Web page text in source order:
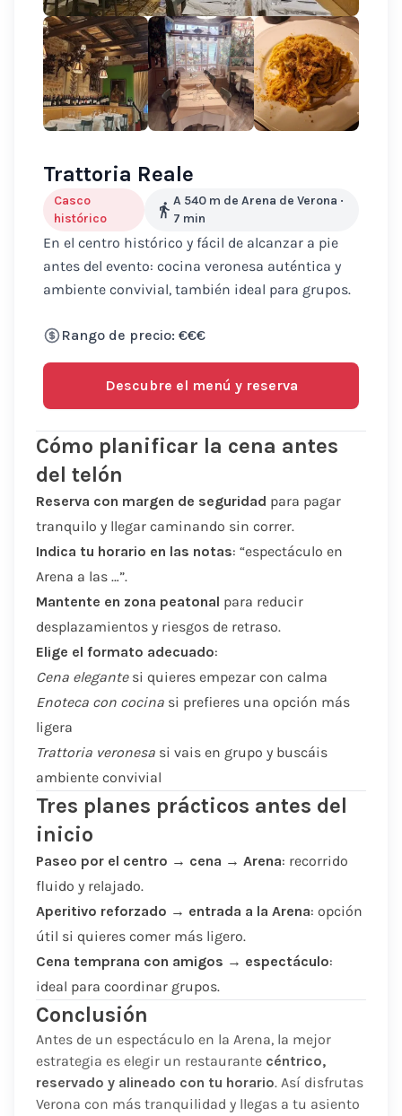
Trattoria Reale
Casco
histórico
A 540 m de Arena de Verona ·
7 min
En el centro histórico y fácil de alcanzar a pie
antes del evento: cocina veronesa auténtica y
ambiente convivial, también ideal para grupos.
Rango de precio: €€€
Descubre el menú y reserva
Cómo planificar la cena antes
del telón
Reserva con margen de seguridad para pagar
tranquilo y llegar caminando sin correr.
Indica tu horario en las notas: “espectáculo en
Arena a las …”.
Mantente en zona peatonal para reducir
desplazamientos y riesgos de retraso.
Elige el formato adecuado:
Cena elegantesi quieres empezar con calma
Enoteca con cocina si prefieres una opción más
ligera
Trattoria veronesa si vais en grupo y buscáis
ambiente convivial
Tres planes prácticos antes del
inicio
Paseo por el centro → cena → Arena: recorrido
fluido y relajado.
Aperitivo reforzado → entrada a la Arena: opción
útil si quieres comer más ligero.
Cena temprana con amigos → espectáculo:
ideal para coordinar grupos.
Conclusión
Antes de un espectáculo en la Arena, la mejor
estrategia es elegir un restaurante céntrico,
reservado y alineado con tu horario. Así disfrutas
Verona con más tranquilidad y llegas a tu asiento